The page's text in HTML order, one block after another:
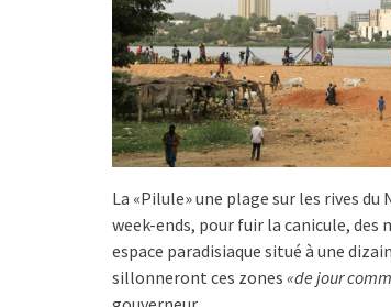
La «Pilule» une plage sur les rives
week-ends, pour fuir la canicule, des
espace paradisiaque situé à une
sillonneront ces zones «de jour